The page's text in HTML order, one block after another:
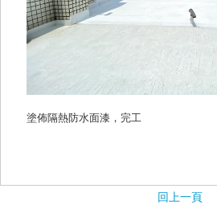
塗佈隔熱防水面漆，完工
回上一頁